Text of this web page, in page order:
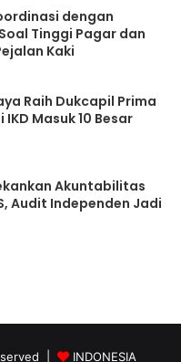
dengan
Tinggi Pagar dan
Kaki
Raih Dukcapil Prima
Masuk 10 Besar
Akuntabilitas
Audit Independen Jadi
| INDONESIA